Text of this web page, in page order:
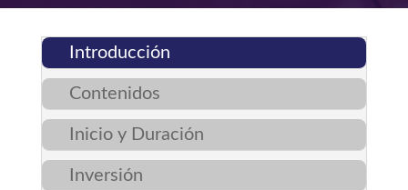
Introducción
Contenidos
Inicio y Duración
Inversión